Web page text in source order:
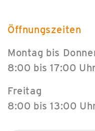
Öffnungszeiten
Montag bis
8:00 bis 17:00
Freitag
8:00 bis 13:00